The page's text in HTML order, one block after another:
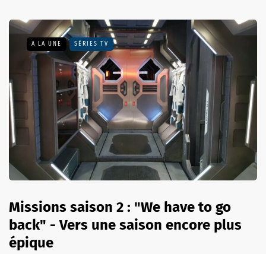
A LA UNE SÉRIES TV
Missions saison 2 : "We have to go
back" - Vers une saison encore plus
épique